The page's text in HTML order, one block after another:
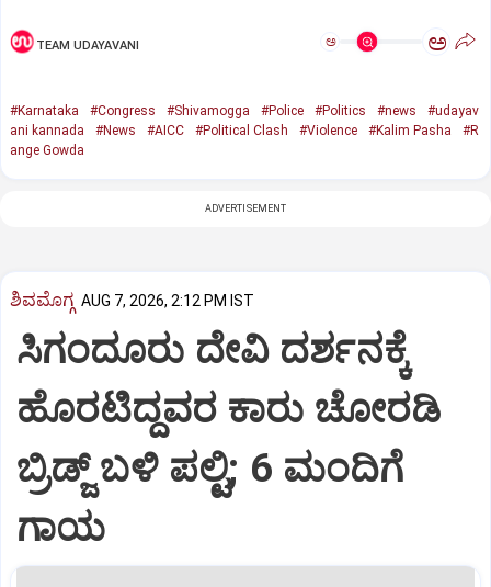
TEAM UDAYAVANI ಅ ಅ
#Karnataka #Congress #Shivamogga #Police #Politics #news
#udayav
ani kannada
#News #AICC #Political Clash #Violence #Kalim Pasha
#R
ange Gowda
ADVERTISEMENT
ಶಿವಮೊಗ್ಗ AUG 7, 2026, 2:12 PM IST
ಸಿಗಂದೂರು ದೇವಿ ದರ್ಶನಕ್ಕೆ
ಹೊರಟಿದ್ದವರ ಕಾರು ಚೋರಡಿ
ಬ್ರಿಡ್ಜ್ ಬಳಿ ಪಲ್ಟಿ; 6 ಮಂದಿಗೆ
ಗಾಯ